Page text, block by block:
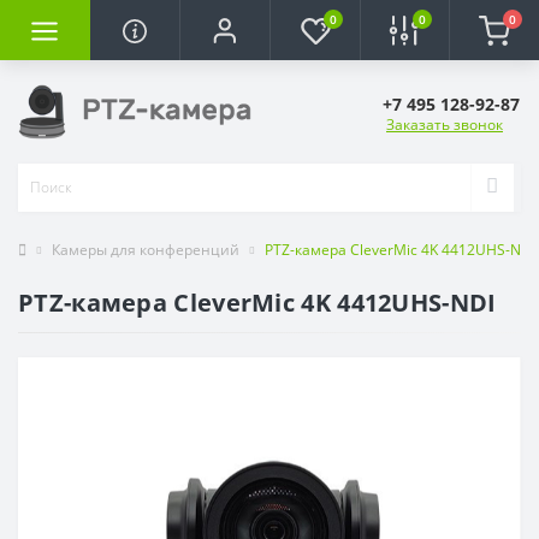
0 0 0
+7 495 128-92-87
Заказать звонок
Камеры для конференций PTZ-камера CleverMic 4K 4412UHS-NDI
PTZ-камера CleverMic 4K 4412UHS-NDI